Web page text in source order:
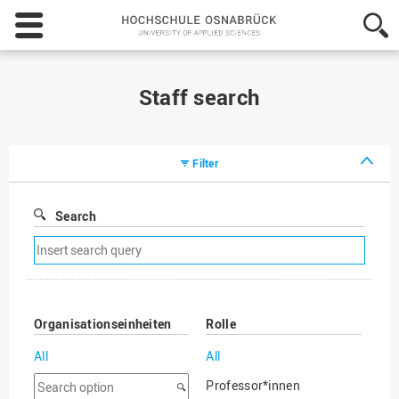
Hochschule
Osnabrück
-
Staff search
Filter
Search
Remove
search
filter
Organisationseinheiten
All
Search
Rolle
All
Professor*innen